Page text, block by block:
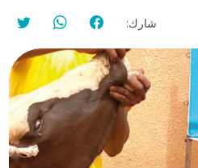
شارك: